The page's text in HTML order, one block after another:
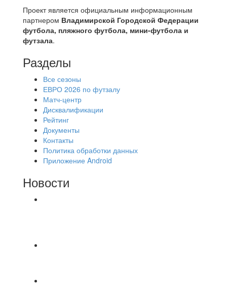
Проект является официальным информационным
партнером Владимирской Городской Федерации
футбола, пляжного футбола, мини-футбола и
футзала.
Разделы
Все сезоны
ЕВРО 2026 по футзалу
Матч-центр
Дисквалификации
Рейтинг
Документы
Контакты
Политика обработки данных
Приложение Android
Новости